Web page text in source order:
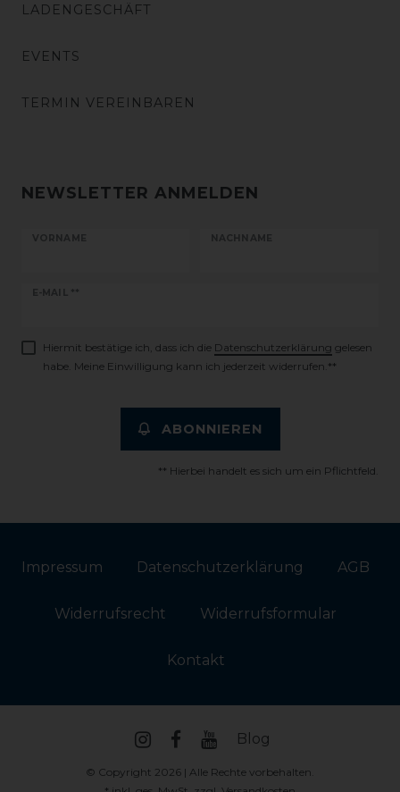
LADENGESCHÄFT
EVENTS
TERMIN VEREINBAREN
NEWSLETTER ANMELDEN
VORNAME NACHNAME
E-MAIL **
Newsletter
Hiermit bestätige ich, dass ich die Daten­schutz­erklärung gelesen
habe. Meine Einwilligung kann ich jederzeit widerrufen.**
ABONNIEREN
** Hierbei handelt es sich um ein Pflichtfeld.
Impressum Daten­schutz­erklärung AGB
Widerrufs­recht Widerrufs­formular
Kontakt
Blog
© Copyright 2026 | Alle Rechte vorbehalten.